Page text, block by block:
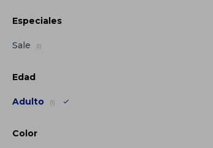
Especiales
Sale (1)
Edad
Adulto (1)
Color